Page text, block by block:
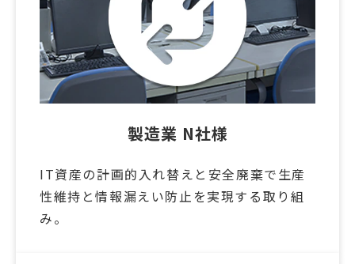
製造業 N社様
IT資産の計画的入れ替えと安全廃棄で生産
性維持と情報漏えい防止を実現する取り組
み。